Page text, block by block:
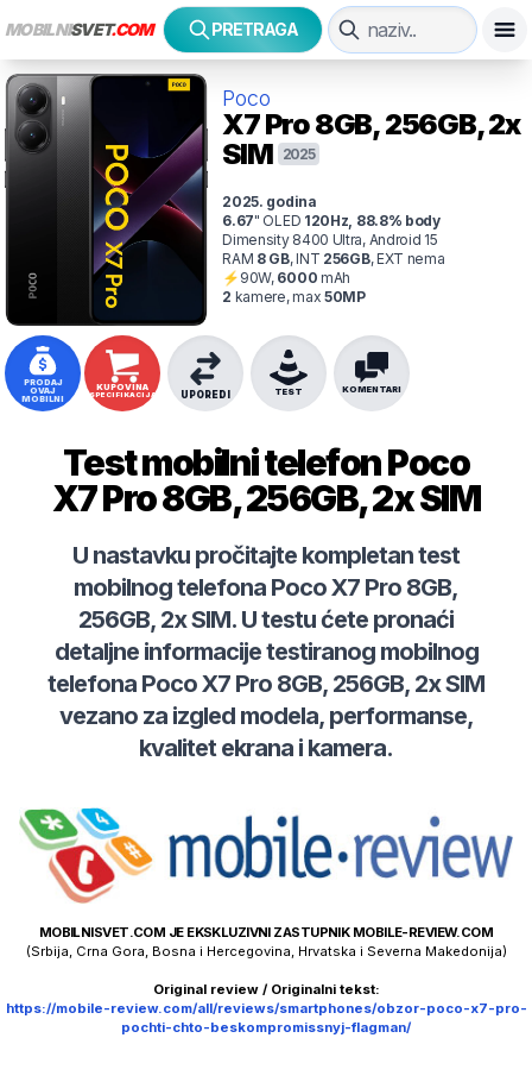
MOBILNISVET.COM PRETRAGA
Poco
X7 Pro8GB, 256GB, 2x
SIM
2025
2025. godina
6.67" OLED 120Hz, 88.8% body
Dimensity 8400 Ultra, Android 15
RAM 8GB,INT 256GB,EXT nema
⚡ 90W, 6000 mAh
2 kamere, max 50MP
PRODAJ
OVAJ
MOBILNI
KUPOVINA
SPECIFIKACIJA TEST KOMENTARI
UPOREDI
Test mobilni telefonPoco
X7 Pro 8GB, 256GB, 2x SIM
U nastavku pročitajte kompletan test
mobilnog telefona PocoX7 Pro 8GB,
256GB, 2x SIM. U testu ćete pronaći
detaljne informacije testiranog mobilnog
telefona PocoX7 Pro 8GB, 256GB, 2x SIM
vezano za izgled modela, performanse,
kvalitet ekrana i kamera.
MOBILNISVET.COM JE EKSKLUZIVNI ZASTUPNIK MOBILE-REVIEW.COM
(Srbija, Crna Gora, Bosna i Hercegovina, Hrvatska i Severna Makedonija)
Original review / Originalni tekst:
https://mobile-review.com/all/reviews/smartphones/obzor-poco-x7-pro-
pochti-chto-beskompromissnyj-flagman/